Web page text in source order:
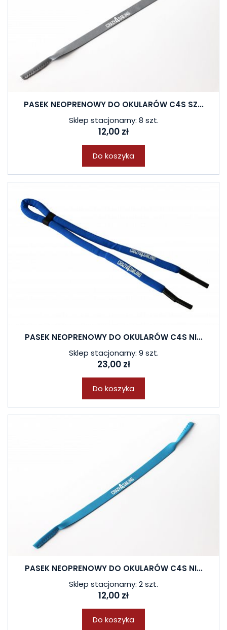
PASEK NEOPRENOWY DO OKULARÓW C4S SZ...
Sklep stacjonarny: 8 szt.
12,00 zł
Do koszyka
PASEK NEOPRENOWY DO OKULARÓW C4S NI...
Sklep stacjonarny: 9 szt.
23,00 zł
Do koszyka
PASEK NEOPRENOWY DO OKULARÓW C4S NI...
Sklep stacjonarny: 2 szt.
12,00 zł
Do koszyka